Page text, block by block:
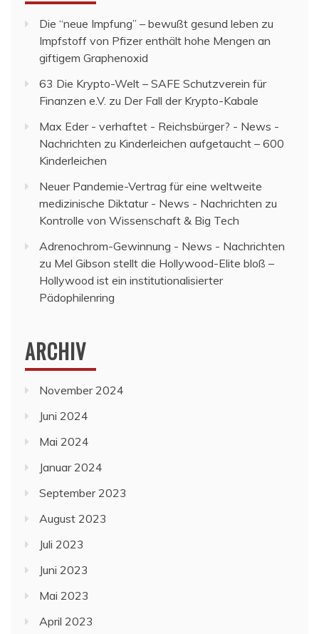
Die “neue Impfung” – bewußt gesund leben zu
Impfstoff von Pfizer enthält hohe Mengen an
giftigem Graphenoxid
63 Die Krypto-Welt – SAFE Schutzverein für
Finanzen e.V. zu Der Fall der Krypto-Kabale
Max Eder - verhaftet - Reichsbürger? - News -
Nachrichten zu Kinderleichen aufgetaucht – 600
Kinderleichen
Neuer Pandemie-Vertrag für eine weltweite
medizinische Diktatur - News - Nachrichten zu
Kontrolle von Wissenschaft & Big Tech
Adrenochrom-Gewinnung - News - Nachrichten
zu Mel Gibson stellt die Hollywood-Elite bloß –
Hollywood ist ein institutionalisierter
Pädophilenring
ARCHIV
November 2024
Juni 2024
Mai 2024
Januar 2024
September 2023
August 2023
Juli 2023
Juni 2023
Mai 2023
April 2023